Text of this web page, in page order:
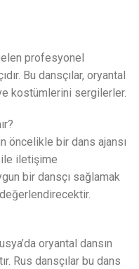
profesyonel
Bu dansçılar, oryantal
kostümlerini sergilerler.
öncelikle bir dans ajansı
iletişime
bir dansçı sağlamak
oryantal dansın
Rus dansçılar bu dans